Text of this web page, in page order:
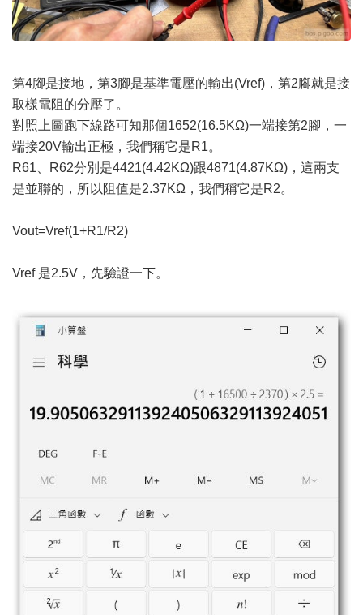
第4腳是接地，第3腳是基準電壓的輸出(Vref)，第2腳就是接
取樣電阻的分壓了。
對照上圖跑下線路可知那個1652(16.5KΩ)一端接第2腳，一
端接20V輸出正極，我們稱它是R1。
R61、R62分別是4421(4.42KΩ)跟4871(4.87KΩ)，這兩支
是並聯的，所以阻值是2.37KΩ，我們稱它是R2。
Vout=Vref(1+R1/R2)
Vref 是2.5V，先驗證一下。